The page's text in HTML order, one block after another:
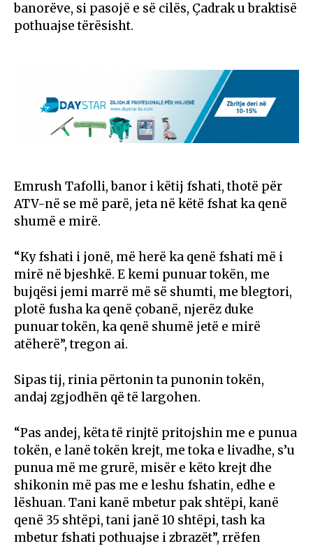
banorëve, si pasojë e së cilës, Çadrak u braktisë
pothuajse tërësisht.
Emrush Tafolli, banor i këtij fshati, thotë për
ATV-në se më parë, jeta në këtë fshat ka qenë
shumë e mirë.
“Ky fshati i jonë, më herë ka qenë fshati më i
mirë në bjeshkë. E kemi punuar tokën, me
bujqësi jemi marrë më së shumti, me blegtori,
plotë fusha ka qenë çobanë, njerëz duke
punuar tokën, ka qenë shumë jetë e mirë
atëherë”, tregon ai.
Sipas tij, rinia përtonin ta punonin tokën,
andaj zgjodhën që të largohen.
“Pas andej, këta të rinjtë pritojshin me e punua
tokën, e lanë tokën krejt, me toka e livadhe, s’u
punua më me grurë, misër e këto krejt dhe
shikonin më pas me e leshu fshatin, edhe e
lëshuan. Tani kanë mbetur pak shtëpi, kanë
qenë 35 shtëpi, tani janë 10 shtëpi, tash ka
mbetur fshati pothuajse i zbrazët”, rrëfen